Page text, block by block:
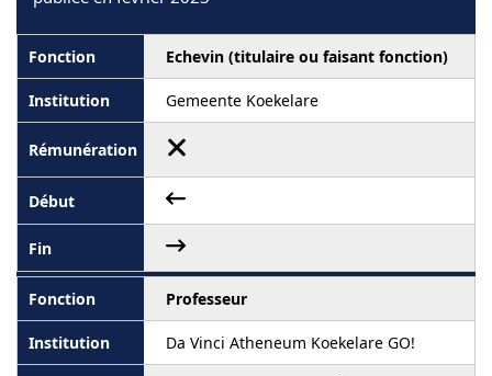
Echevin (titulaire ou faisant fonction)
Gemeente Koekelare
Professeur
Da Vinci Atheneum Koekelare GO!